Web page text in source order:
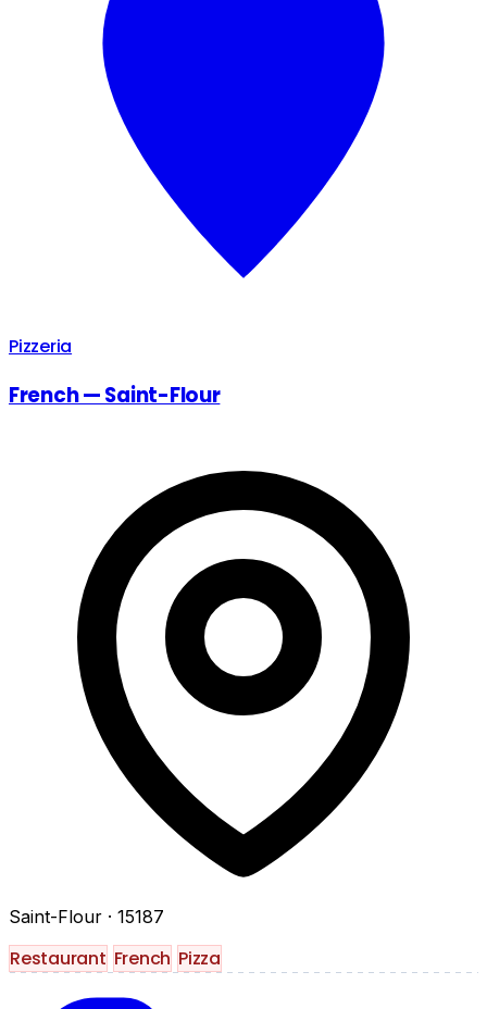
Pizzeria
French — Saint-Flour
Saint-Flour · 15187
Restaurant French Pizza